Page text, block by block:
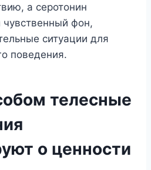
а серотонин
фон,
ситуации для
поведения.
телесные
о ценности